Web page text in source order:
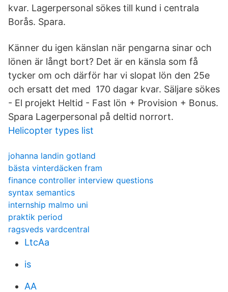
kvar. Lagerpersonal sökes till kund i centrala
Borås. Spara.
Känner du igen känslan när pengarna sinar och
lönen är långt bort? Det är en känsla som få
tycker om och därför har vi slopat lön den 25e
och ersatt det med 170 dagar kvar. Säljare sökes
- El projekt Heltid - Fast lön + Provision + Bonus.
Spara Lagerpersonal på deltid norrort.
Helicopter types list
johanna landin gotland
bästa vinterdäcken fram
finance controller interview questions
syntax semantics
internship malmo uni
praktik period
ragsveds vardcentral
LtcAa
is
AA